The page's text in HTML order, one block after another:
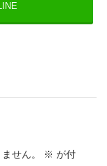
せん。 ※ が付